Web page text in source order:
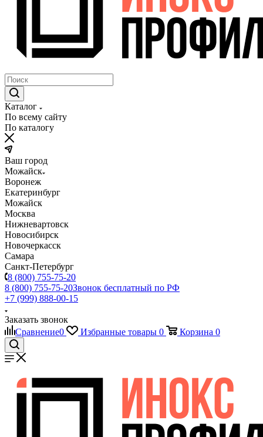
Каталог
По всему сайту
По каталогу
Ваш город
Можайск
Воронеж
Екатеринбург
Можайск
Москва
Нижневартовск
Новосибирск
Новочеркасск
Самара
Санкт-Петербург
8 (800) 755-75-20
8 (800) 755-75-20Звонок бесплатный по РФ
+7 (999) 888-00-15
Заказать звонок
Сравнение0 Избранные товары 0 Корзина 0